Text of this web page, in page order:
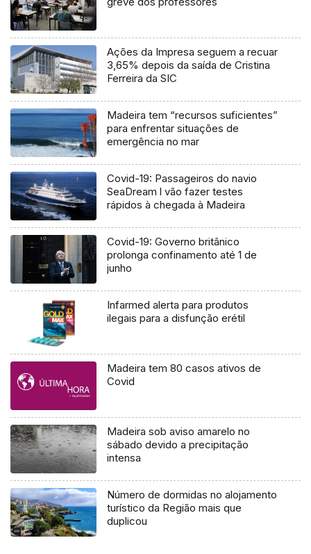
Ações da Impresa seguem a recuar
3,65% depois da saída de Cristina
Ferreira da SIC
Madeira tem “recursos suficientes”
para enfrentar situações de
emergência no mar
Covid-19: Passageiros do navio
SeaDream l vão fazer testes
rápidos à chegada à Madeira
Covid-19: Governo britânico
prolonga confinamento até 1 de
junho
Infarmed alerta para produtos
ilegais para a disfunção erétil
Madeira tem 80 casos ativos de
Covid
Madeira sob aviso amarelo no
sábado devido a precipitação
intensa
Número de dormidas no alojamento
turístico da Região mais que
duplicou